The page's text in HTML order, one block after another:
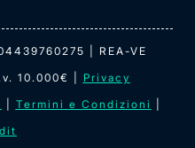
| REA-VE
10.000€ | Privacy
Termini e Condizioni